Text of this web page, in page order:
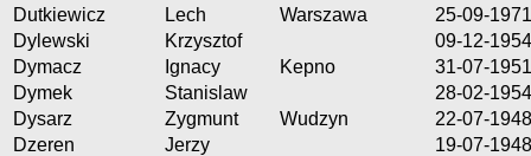
Dutkiewicz
Lech Warszawa
25-09-1971
Dylewski
Krzysztof
09-12-1954
Dymacz
Ignacy Kepno
31-07-1951
Dymek
Stanislaw
28-02-1954
Dysarz
Zygmunt Wudzyn
22-07-1948
Dzeren
Jerzy
19-07-1948